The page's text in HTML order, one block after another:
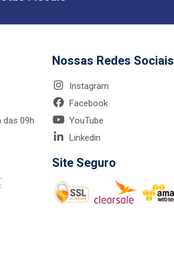
das 09h
Nossas Redes Sociais
Instagram
Facebook
YouTube
Linkedin
Site Seguro